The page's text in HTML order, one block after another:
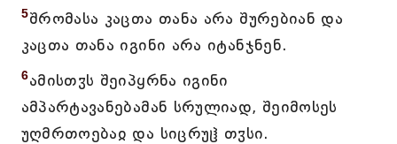
5შრომასა კაცთა თანა არა შურებიან და
კაცთა თანა იგინი არა იტანჯნენ.
6ამისთჳს შეიპყრნა იგინი
ამპარტავანებამან სრულიად, შეიმოსეს
უღმრთოებაჲ და სიცრუჱ თჳსი.